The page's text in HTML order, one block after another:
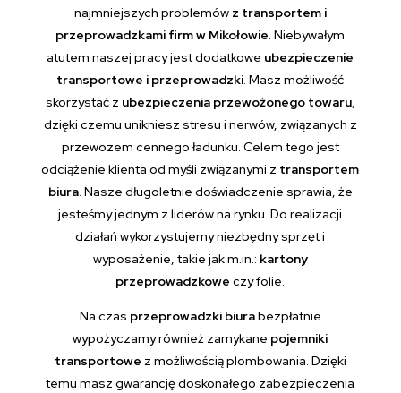
najmniejszych problemów z transportem i
przeprowadzkami firm w Mikołowie. Niebywałym
atutem naszej pracy jest dodatkowe ubezpieczenie
transportowe i przeprowadzki. Masz możliwość
skorzystać z ubezpieczenia przewożonego towaru,
dzięki czemu unikniesz stresu i nerwów, związanych z
przewozem cennego ładunku. Celem tego jest
odciążenie klienta od myśli związanymi z transportem
biura. Nasze długoletnie doświadczenie sprawia, że
jesteśmy jednym z liderów na rynku. Do realizacji
działań wykorzystujemy niezbędny sprzęt i
wyposażenie, takie jak m.in.: kartony
przeprowadzkowe czy folie.
Na czas przeprowadzki biurabezpłatnie
wypożyczamy również zamykane pojemniki
transportowe z możliwością plombowania. Dzięki
temu masz gwarancję doskonałego zabezpieczenia